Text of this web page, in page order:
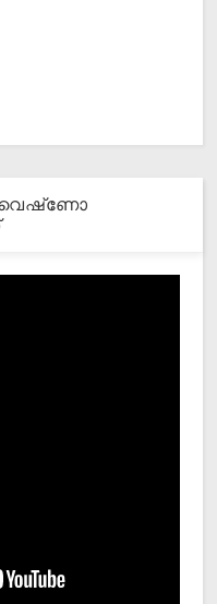
വൈഷ്‌ണോ